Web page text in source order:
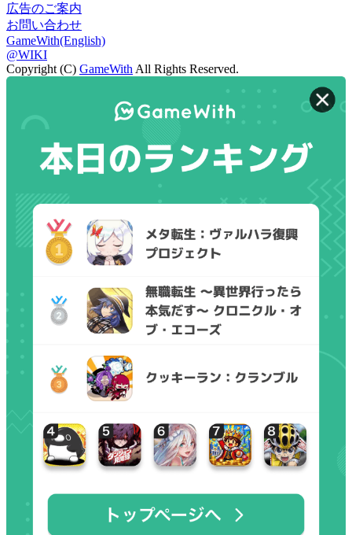
広告のご案内
お問い合わせ
GameWith(English)
@WIKI
Copyright (C) GameWith All Rights Reserved.